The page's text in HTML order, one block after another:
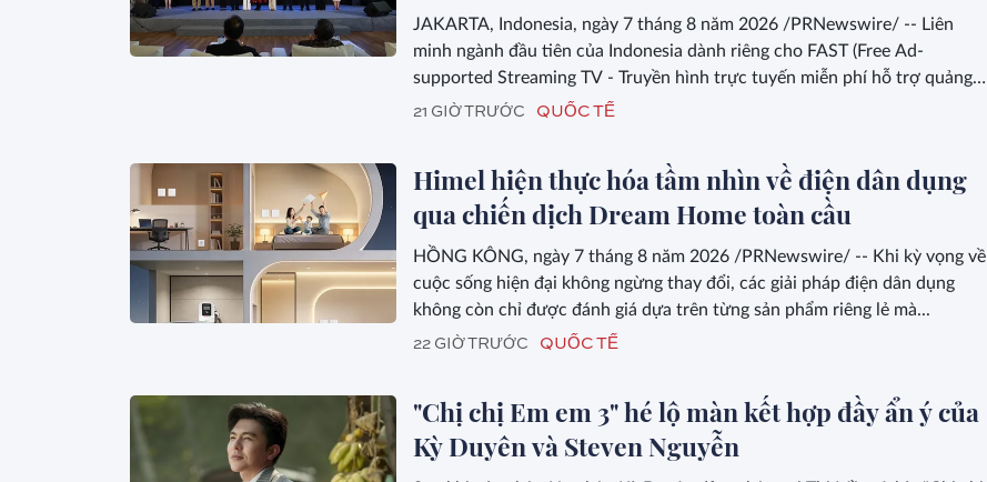
JAKARTA, Indonesia, ngày 7 tháng 8 năm 2026 /PRNewswire/ -- Liên
minh ngành đầu tiên của Indonesia dành riêng cho FAST (Free Ad-
supported Streaming TV - Truyền hình trực tuyến miễn phí hỗ trợ quảng
cáo) đã được ra mắt...
21 GIỜ TRƯỚC QUỐC TẾ
Himel hiện thực hóa tầm nhìn về điện dân dụng
qua chiến dịch Dream Home toàn cầu
HỒNG KÔNG, ngày 7 tháng 8 năm 2026 /PRNewswire/ -- Khi kỳ vọng về
cuộc sống hiện đại không ngừng thay đổi, các giải pháp điện dân dụng
không còn chỉ được đánh giá dựa trên từng sản phẩm riêng lẻ mà...
22 GIỜ TRƯỚC QUỐC TẾ
"Chị chị Em em 3" hé lộ màn kết hợp đầy ẩn ý của
Kỳ Duyên và Steven Nguyễn